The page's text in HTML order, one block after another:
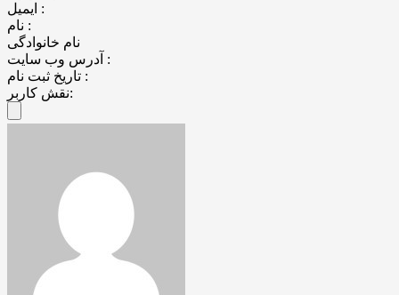
ایمیل :
نام :
نام خانوادگی
آدرس وب سایت :
تاریخ ثبت نام :
نقش کاربر: